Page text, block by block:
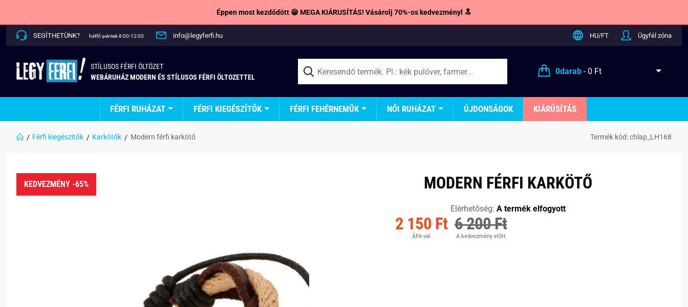
Éppen most kezdődött 😁 MEGA KIÁRUSÍTÁS! Vásárolj 70%-os kedvezményl 🔝
SEGÍTHETÜNK? hétfő-péntek 8:00-12:00 info@legyferfi.hu HU/FT Ügyfél zóna
STÍLUSOS FÉRFI ÖLTÖZET
WEBÁRUHÁZ MODERN ÉS STÍLUSOS FÉRFI ÖLTOZETTEL
0darab- 0 Ft
FÉRFI RUHÁZAT FÉRFI KIEGÉSZÍTŐK FÉRFI FEHÉRNEMŰK NŐI RUHÁZAT ÚJDONSÁGOK KIÁRÚSÍTÁS
Férfi kiegészítők Karkötők Modern férfi karkötő Termék kód:chlap_LH168
KEDVEZMÉNY -65% MODERN FÉRFI KARKÖTŐ
Elérhetőség: A termék elfogyott
2 150 Ft
ÁFA-val
6 200 Ft
A kedvezmény előtt